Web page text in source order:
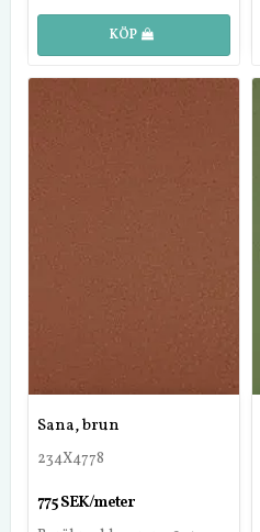
KÖP
Sana, brun
234X4778
775 SEK/meter